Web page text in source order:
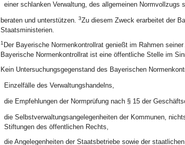
einer schlanken Verwaltung, des allgemeinen Normvollzugs
beraten und unterstützen. 3Zu diesem Zweck erarbeitet der
Staatsministerien.
1 Der Bayerische Normenkontrollrat genießt im Rahmen
Bayerische Normenkontrollrat ist eine öffentliche Stelle im
Kein Untersuchungsgegenstand des Bayerischen
Einzelfälle des Verwaltungshandelns,
die Empfehlungen der Normprüfung nach § 15 der
die Selbstverwaltungsangelegenheiten der Kommunen,
Stiftungen des öffentlichen Rechts,
die Angelegenheiten der Staatsbetriebe sowie der